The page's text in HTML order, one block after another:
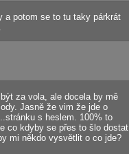
a potom se to tu taky párkrát
za vola, ale docela by mě
Jasně že vim že jde o
s heslem. 100% to
co kdyby se přes to šlo dostat
mi někdo vysvětlit o co jde?